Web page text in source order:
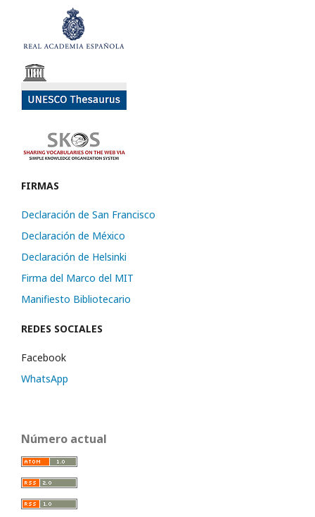
FIRMAS
Declaración de San Francisco
Declaración de México
Declaración de Helsinki
Firma del Marco del MIT
Manifiesto Bibliotecario
REDES SOCIALES
Facebook
WhatsApp
Número actual